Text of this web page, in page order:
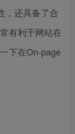
，还具备了合
有利于网站在
下在On-page